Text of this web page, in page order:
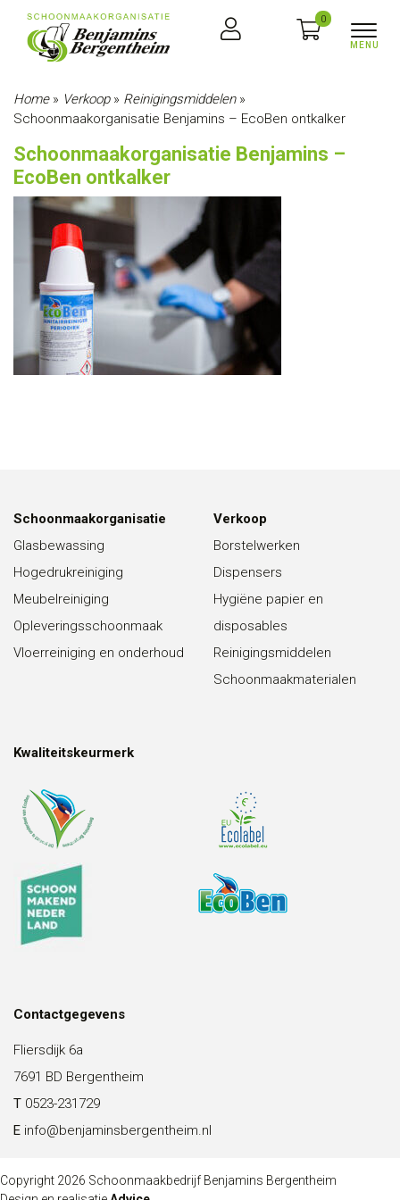
0
Home» Verkoop» Reinigingsmiddelen»
Schoonmaakorganisatie Benjamins – EcoBen ontkalker
Schoonmaakorganisatie Benjamins –
EcoBen ontkalker
Schoonmaakorganisatie
Glasbewassing
Hogedrukreiniging
Meubelreiniging
Opleveringsschoonmaak
Vloerreiniging en onderhoud
Verkoop
Borstelwerken
Dispensers
Hygiëne papier en
disposables
Reinigingsmiddelen
Schoonmaakmaterialen
Kwaliteitskeurmerk
Contactgegevens
Fliersdijk 6a
7691 BD Bergentheim
T 0523-231729
E info@benjaminsbergentheim.nl
Copyright 2026 Schoonmaakbedrijf Benjamins Bergentheim